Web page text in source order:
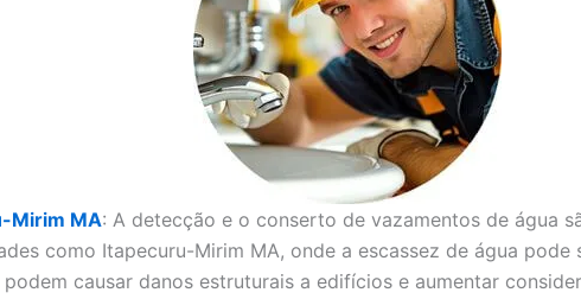
Mirim MA: A detecção e o conserto de vazamentos de água
como Itapecuru-Mirim MA, onde a escassez de água
causar danos estruturais a edifícios e aumentar